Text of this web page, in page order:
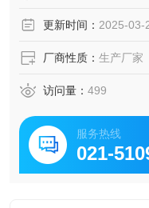
更新时间： 2025-03-
厂商性质： 生产厂家
访问量： 499
服务热线
021-